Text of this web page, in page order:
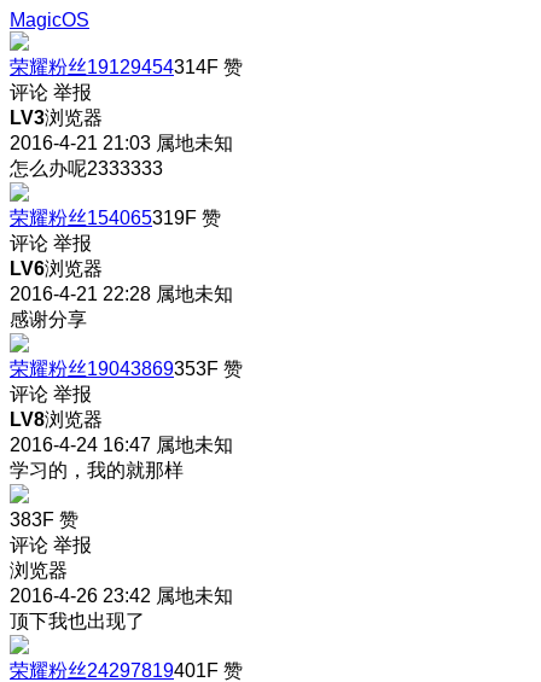
MagicOS
荣耀粉丝19129454314F 赞
评论 举报
LV3浏览器
2016-4-21 21:03 属地未知
怎么办呢2333333
荣耀粉丝154065319F 赞
评论 举报
LV6浏览器
2016-4-21 22:28 属地未知
感谢分享
荣耀粉丝19043869353F 赞
评论 举报
LV8浏览器
2016-4-24 16:47 属地未知
学习的，我的就那样
383F 赞
评论 举报
浏览器
2016-4-26 23:42 属地未知
顶下我也出现了
荣耀粉丝24297819401F 赞